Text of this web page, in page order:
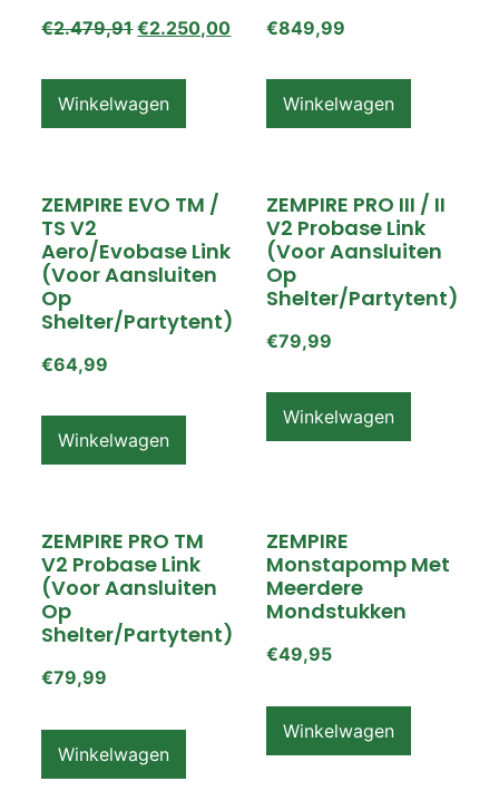
€2.479,91 €2.250,00
Winkelwagen
€849,99
Winkelwagen
ZEMPIRE EVO TM /
TS V2
Aero/Evobase Link
(voor Aansluiten
Op
Shelter/partytent)
€64,99
Winkelwagen
ZEMPIRE PRO III / II
V2 Probase Link
(voor Aansluiten
Op
Shelter/partytent)
€79,99
Winkelwagen
ZEMPIRE PRO TM
V2 Probase Link
(voor Aansluiten
Op
Shelter/partytent)
€79,99
Winkelwagen
ZEMPIRE
Monstapomp Met
Meerdere
Mondstukken
€49,95
Winkelwagen